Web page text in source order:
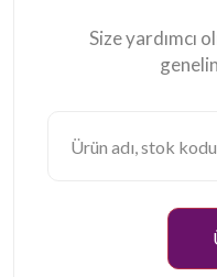
Size yardımcı